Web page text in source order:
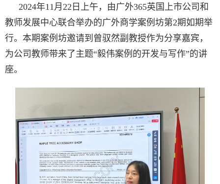
2024年11月22日上午，由广外365英国上市公司和
教师发展中心联合举办的广外商学案例坊第2期如期举
行。本期案例坊邀请到曾驭然副教授作为分享嘉宾，
为公司教师带来了主题“毅伟案例的开发与写作”的讲
座。